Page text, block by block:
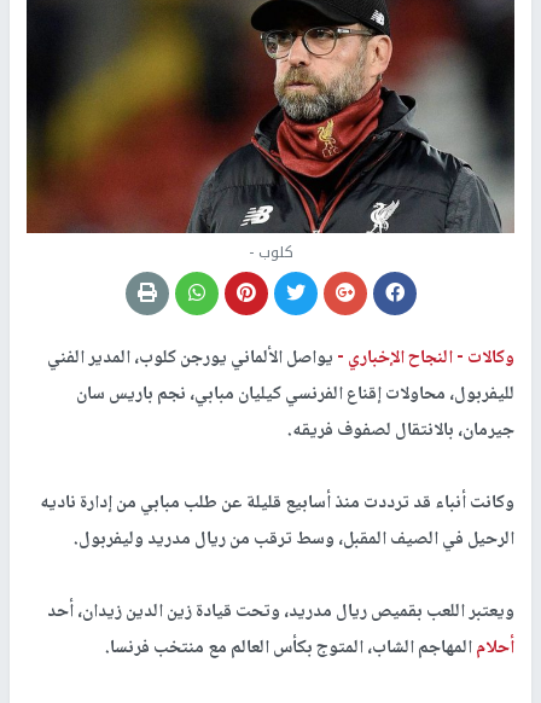
كلوب -
وكالات -النجاح الإخباري -يواصل الألماني يورجن كلوب، المدير الفني
لليفربول، محاولات إقناع الفرنسي كيليان مبابي، نجم باريس سان
جيرمان، بالانتقال لصفوف فريقه.
وكانت أنباء قد ترددت منذ أسابيع قليلة عن طلب مبابي من إدارة ناديه
الرحيل في الصيف المقبل، وسط ترقب من ريال مدريد وليفربول.
ويعتبر اللعب بقميص ريال مدريد، وتحت قيادة زين الدين زيدان، أحد
أحلامالمهاجم الشاب، المتوج بكأس العالم مع منتخب فرنسا.